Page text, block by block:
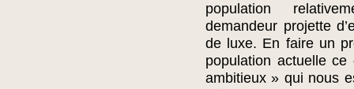
population
demandeur projette
de luxe. En faire un
population actuelle
ambitieux » qui nous